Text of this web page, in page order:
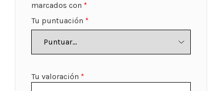
marcados con *
Tu puntuación *
Tu valoración *